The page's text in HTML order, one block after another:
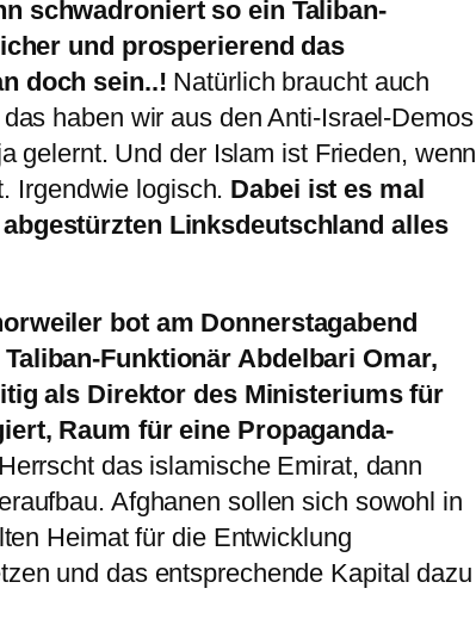
schwadroniert so ein Taliban-
und prosperierend das
doch sein..! Natürlich braucht auch
haben wir aus den Anti-Israel-Demos
gelernt. Und der Islam ist Frieden, wenn
Irgendwie logisch. Dabei ist es mal
Linksdeutschland alles
bot am Donnerstagabend
Funktionär Abdelbari Omar,
als Direktor des Ministeriums für
Raum für eine Propaganda-
das islamische Emirat, dann
Afghanen sollen sich sowohl in
Heimat für die Entwicklung
und das entsprechende Kapital dazu